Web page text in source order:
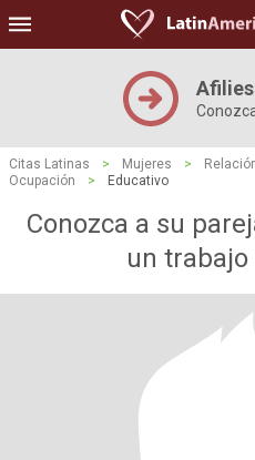
Citas Latinas > Mujeres >
Ocupación
> Educativo
Conozca a su
un